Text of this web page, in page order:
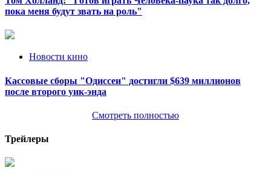
пока меня будут звать на роль"
Новости кино
Кассовые сборы "Одиссеи" достигли $639 миллионов
после второго уик-энда
Смотреть полностью
Трейлеры